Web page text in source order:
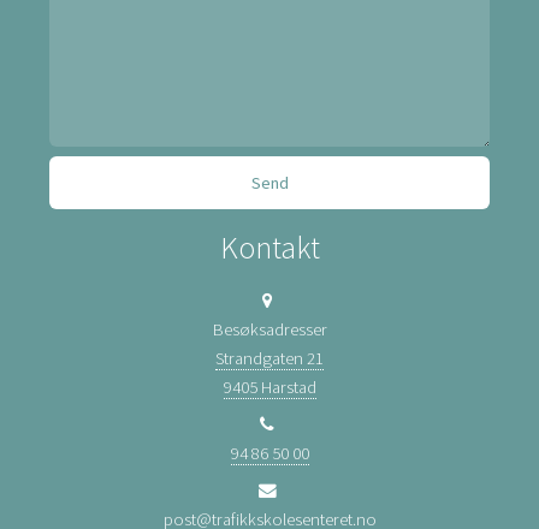
Kontakt
Besøksadresser
Strandgaten 21
9405 Harstad
94 86 50 00
post@trafikkskolesenteret.no